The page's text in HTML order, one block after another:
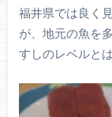
福井県では良く
が、地元の魚を
すしのレベルと